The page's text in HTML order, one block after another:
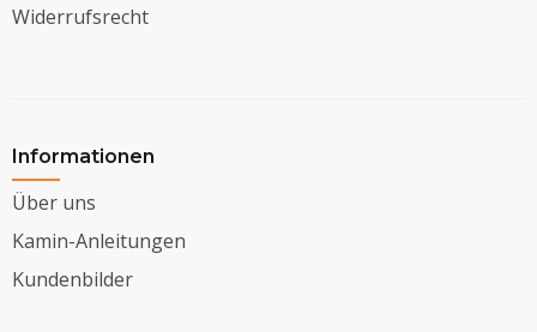
Widerrufsrecht
Informationen
Über uns
Kamin-Anleitungen
Kundenbilder